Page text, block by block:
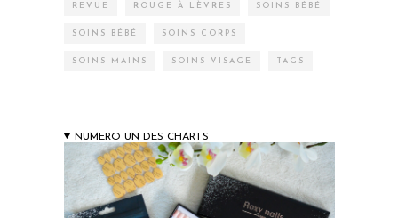
REVUE ROUGE À LÈVRES SOINS BÉBÉ
SOINS BÉBÉ SOINS CORPS
SOINS MAINS SOINS VISAGE TAGS
NUMERO UN DES CHARTS